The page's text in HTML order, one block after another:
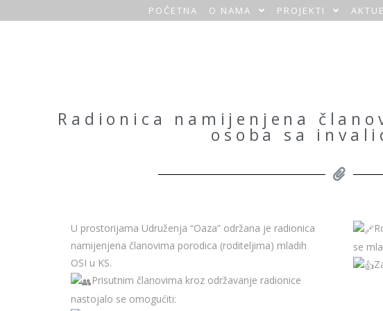
O
POČETNA O NAMA PROJEKTI
Radionica namijenjena
osoba sa
U prostorijama Udruženja “Oaza” održana je radionica
namijenjena članovima porodica (roditeljima) mladih
OSI u KS.
Prisutnim članovima kroz održavanje radionice
nastojalo se omogućiti:
se